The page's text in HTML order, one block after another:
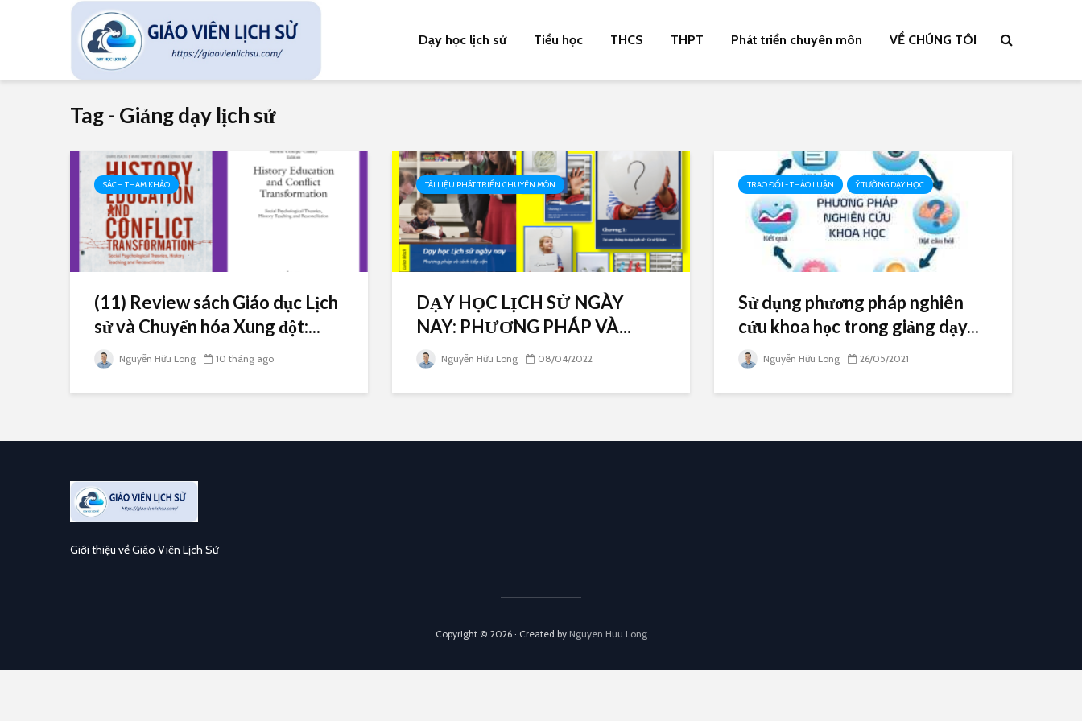
Dạy học lịch sử Tiểu học THCS THPT Phát triển chuyên môn VỀ CHÚNG TÔI
Tag - Giảng dạy lịch sử
SÁCH THAM KHẢO
(11) Review sách Giáo dục Lịch
sử và Chuyển hóa Xung đột:...
Nguyễn Hữu Long 10 tháng ago
TÀI LIỆU PHÁT TRIỂN CHUYÊN MÔN
DẠY HỌC LỊCH SỬ NGÀY
NAY: PHƯƠNG PHÁP VÀ...
Nguyễn Hữu Long 08/04/2022
TRAO ĐỔI - THẢO LUẬN Ý TƯỞNG DẠY HỌC
Sử dụng phương pháp nghiên
cứu khoa học trong giảng dạy...
Nguyễn Hữu Long 26/05/2021
Giới thiệu về Giáo Viên Lịch Sử
Copyright © 2026 · Created by Nguyen Huu Long